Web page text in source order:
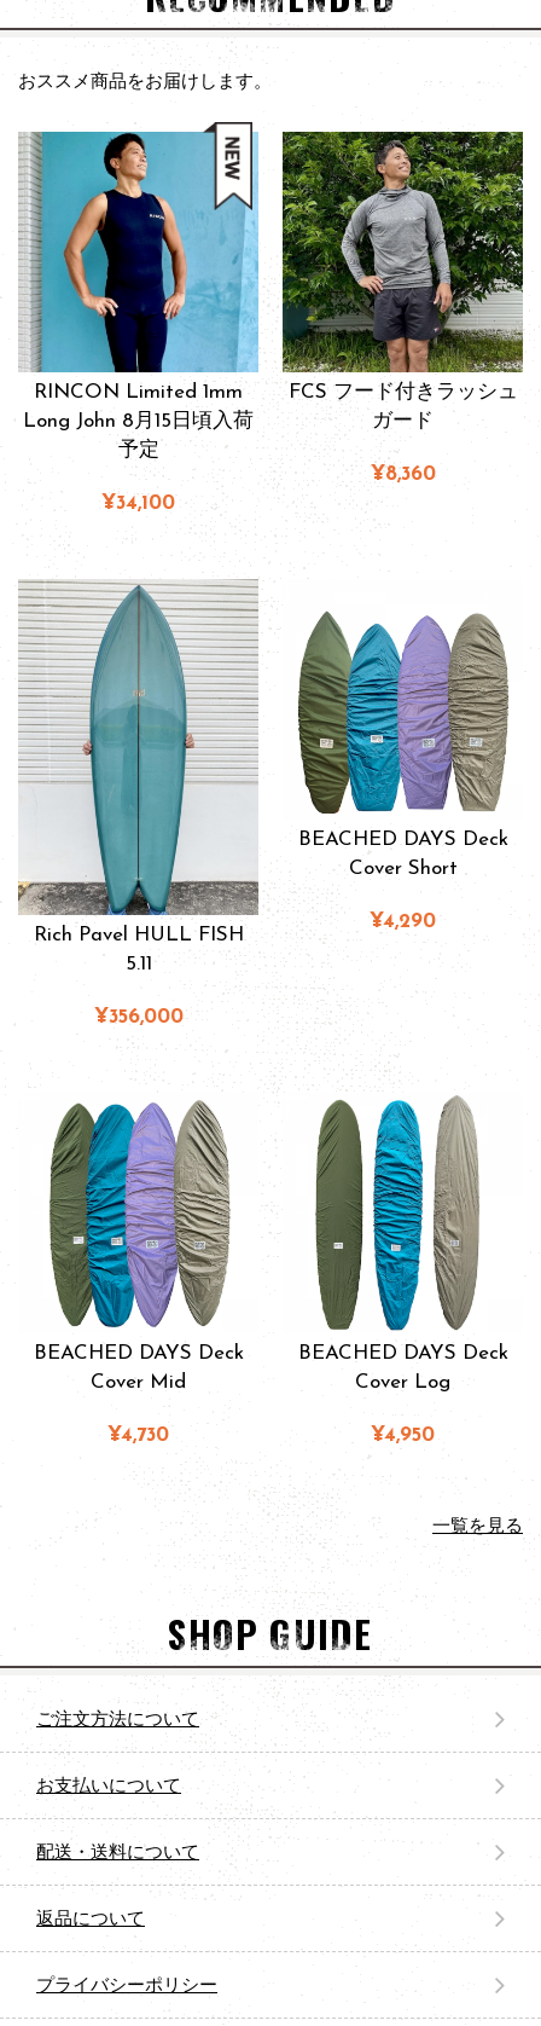
おススメ商品をお届けします。
RINCON Limited 1mm
Long John 8月15日頃入荷
予定
¥34,100
FCS フード付きラッシュ
ガード
¥8,360
Rich Pavel HULL FISH
5.11
¥356,000
BEACHED DAYS Deck
Cover Short
¥4,290
BEACHED DAYS Deck
Cover Mid
¥4,730
BEACHED DAYS Deck
Cover Log
¥4,950
一覧を見る
SHOP GUIDE
ご注文方法について
お支払いについて
配送・送料について
返品について
プライバシーポリシー